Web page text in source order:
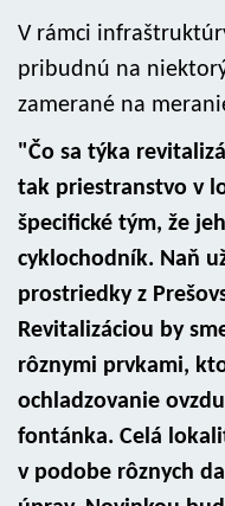
V rámci
pribudnú na
zamerané na
"Čo sa týka
tak priestranstvo v
špecifické tým, že
cyklochodník. Naň
prostriedky z
Revitalizáciou by
rôznymi prvkami,
ochladzovanie
fontánka. Celá
v podobe rôznych